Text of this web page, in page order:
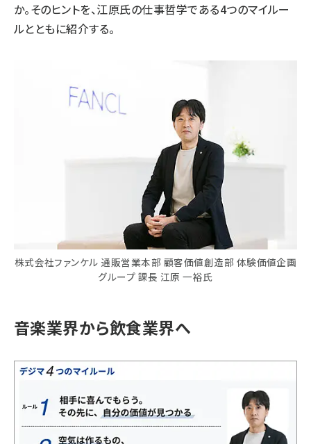
か。そのヒントを、江原氏の仕事哲学である4つのマイルー
ルとともに紹介する。
株式会社ファンケル 通販営業本部 顧客価値創造部 体験価値企画
グループ 課長 江原 一裕氏
音楽業界から飲食業界へ